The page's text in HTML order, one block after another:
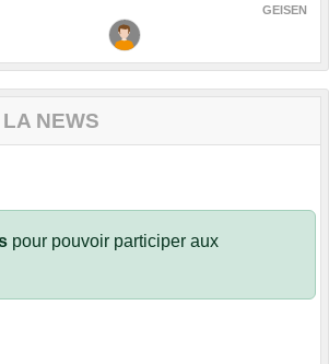
GEISEN
NEWS
pour pouvoir participer aux